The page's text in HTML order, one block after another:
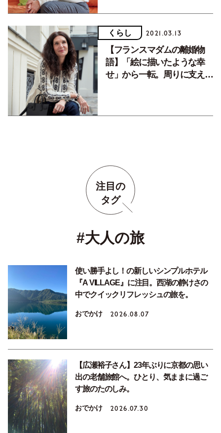
くらし 2021.03.13
【フランスマダムの離婚物
語】「絵に描いたような幸
せ」から一転。周りに支えら
注目の
タグ
#大人の旅
使い勝手よし！の新しいシンプルホテル
『A VILLAGE』に注目。西湖の静けさの
中でクイックリフレッシュの旅を。
おでかけ 2026.08.07
【広瀬裕子さん】23年ぶりに京都の思い
出の老舗旅館へ。ひとり、気ままに過ご
す旅のたのしみ。
おでかけ 2026.07.30